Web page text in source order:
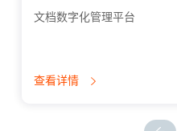
文档数字化管理平台
查看详情